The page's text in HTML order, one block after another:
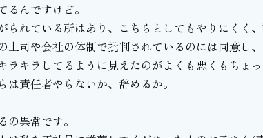
んですけど。
れている所はあり、こちらとしてもやりにくく
司や会社の体制で批判されているのには同意し
ラキラしてるように見えたのがよくも悪くもちょ
責任者やらないか、辞めるか。
異常です。